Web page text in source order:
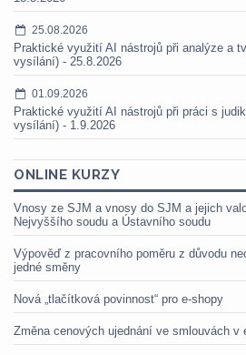
25.08.2026
Praktické využití AI nástrojů při analýze a
vysílání) - 25.8.2026
01.09.2026
Praktické využití AI nástrojů při práci s
vysílání) - 1.9.2026
ONLINE KURZY
Vnosy ze SJM a vnosy do SJM a jejich
Nejvyššího soudu a Ústavního soudu
Výpověď z pracovního poměru z důvodu
jedné směny
Nová „tlačítková povinnost“ pro e-shopy
Změna cenových ujednání ve smlouvách v